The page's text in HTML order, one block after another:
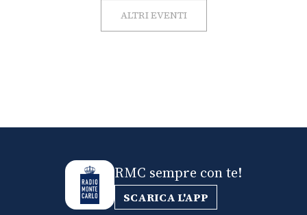
ALTRI EVENTI
RMC sempre con te!
SCARICA L'APP